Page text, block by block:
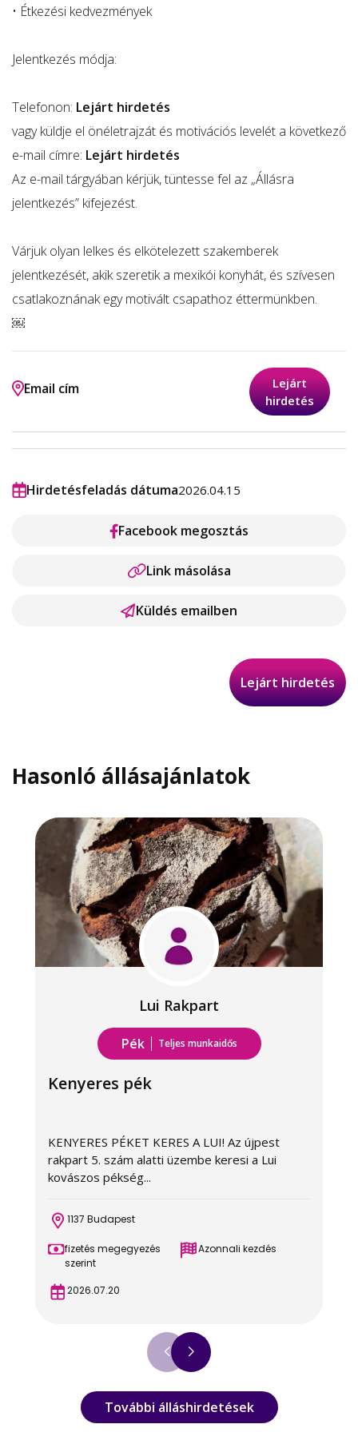
• Étkezési kedvezmények
Jelentkezés módja:
Telefonon: Lejárt hirdetés
vagy küldje el önéletrajzát és motivációs levelét a következő
e-mail címre: Lejárt hirdetés
Az e-mail tárgyában kérjük, tüntesse fel az „Állásra
jelentkezés” kifejezést.
Várjuk olyan lelkes és elkötelezett szakemberek
jelentkezését, akik szeretik a mexikói konyhát, és szívesen
csatlakoznának egy motivált csapathoz éttermünkben.
￼
Email cím
Lejárt
hirdetés
Hirdetésfeladás dátuma2026.04.15
Facebook megosztás
Link másolása
Küldés emailben
Lejárt hirdetés
Hasonló állásajánlatok
Lui Rakpart
Pék Teljes munkaidős
Kenyeres pék
KENYERES PÉKET KERES A LUI! Az újpest
rakpart 5. szám alatti üzembe keresi a Lui
kovászos pékség...
1137 Budapest
fizetés megegyezés
szerint
Azonnali kezdés
2026.07.20
További álláshirdetések